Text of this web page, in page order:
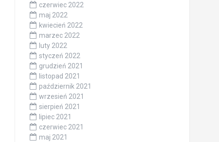
czerwiec 2022
maj 2022
kwiecień 2022
marzec 2022
luty 2022
styczeń 2022
grudzień 2021
listopad 2021
październik 2021
wrzesień 2021
sierpień 2021
lipiec 2021
czerwiec 2021
maj 2021